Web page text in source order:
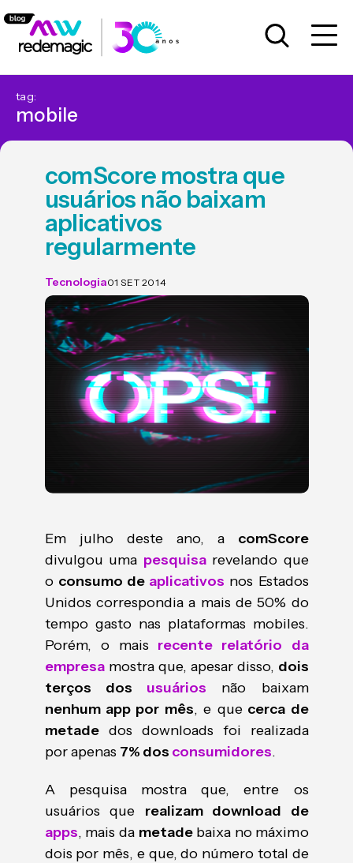
tag:
mobile
comScore mostra que
usuários não baixam
aplicativos
regularmente
Tecnologia01 SET 2014
Em julho deste ano, a comScore
divulgou uma pesquisarevelando que
o consumo de aplicativos nos Estados
Unidos correspondia a mais de 50% do
tempo gasto nas plataformas mobiles.
Porém, o mais recente relatório da
empresamostra que, apesar disso, dois
terços dos usuários não baixam
nenhum app por mês, e quecerca de
metadedos downloads foi realizada
por apenas 7% dos consumidores.
A pesquisa mostra que, entre os
usuários que realizam download de
apps, mais da metadebaixa no máximo
dois por mês, e que, do número total de